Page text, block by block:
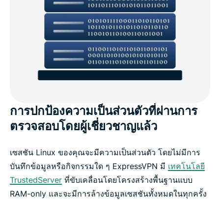
การปกป้องความเป็นส่วนตัวที่ผ่านการ
ตรวจสอบโดยผู้เชี่ยวชาญแล้ว
เซสชัน Linux ของคุณจะมีความเป็นส่วนตัว โดยไม่มีการ
บันทึกข้อมูลหรือกิจกรรมใด ๆ ExpressVPN มี เทคโนโลยี
TrustedServer ที่ขับเคลื่อนโดยโครงสร้างพื้นฐานแบบ
RAM-only และจะมีการล้างข้อมูลเซสชันทั้งหมดในทุกครั้ง